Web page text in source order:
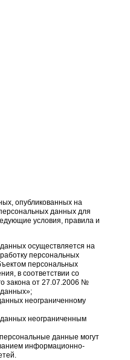
опубликованных на
данных для
условия, правила и
осуществляется на
персональных
персональных
в соответствии со
закона от 27.07.2006 №
неограниченному
неограниченным
данные могут
информационно-